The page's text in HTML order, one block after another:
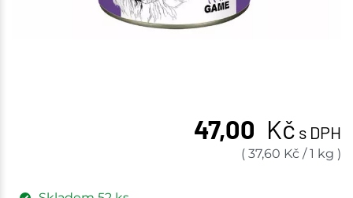
47,00 Kč s DPH
( 37,60 Kč /1 kg )